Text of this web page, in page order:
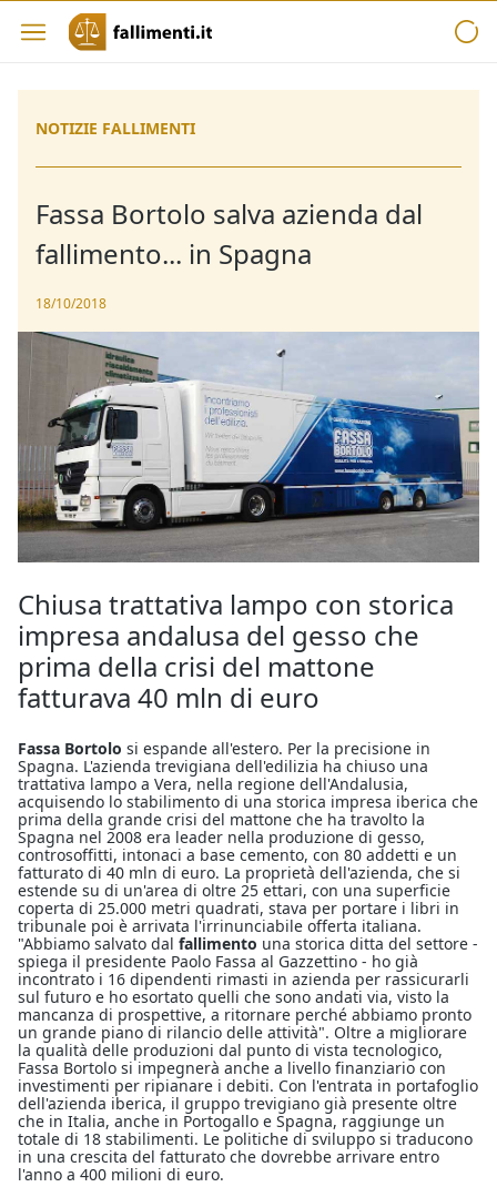
NOTIZIE FALLIMENTI
Fassa Bortolo salva azienda dal
fallimento... in Spagna
18/10/2018
Chiusa trattativa lampo con storica
impresa andalusa del gesso che
prima della crisi del mattone
fatturava 40 mln di euro
Fassa Bortolo si espande all'estero. Per la precisione in
Spagna. L'azienda trevigiana dell'edilizia ha chiuso una
trattativa lampo a Vera, nella regione dell'Andalusia,
acquisendo lo stabilimento di una storica impresa iberica che
prima della grande crisi del mattone che ha travolto la
Spagna nel 2008 era leader nella produzione di gesso,
controsoffitti, intonaci a base cemento, con 80 addetti e un
fatturato di 40 mln di euro. La proprietà dell'azienda, che si
estende su di un'area di oltre 25 ettari, con una superficie
coperta di 25.000 metri quadrati, stava per portare i libri in
tribunale poi è arrivata l'irrinunciabile offerta italiana.
"Abbiamo salvato dal fallimento una storica ditta del settore -
spiega il presidente Paolo Fassa al Gazzettino - ho già
incontrato i 16 dipendenti rimasti in azienda per rassicurarli
sul futuro e ho esortato quelli che sono andati via, visto la
mancanza di prospettive, a ritornare perché abbiamo pronto
un grande piano di rilancio delle attività". Oltre a migliorare
la qualità delle produzioni dal punto di vista tecnologico,
Fassa Bortolo si impegnerà anche a livello finanziario con
investimenti per ripianare i debiti. Con l'entrata in portafoglio
dell'azienda iberica, il gruppo trevigiano già presente oltre
che in Italia, anche in Portogallo e Spagna, raggiunge un
totale di 18 stabilimenti. Le politiche di sviluppo si traducono
in una crescita del fatturato che dovrebbe arrivare entro
l'anno a 400 milioni di euro.